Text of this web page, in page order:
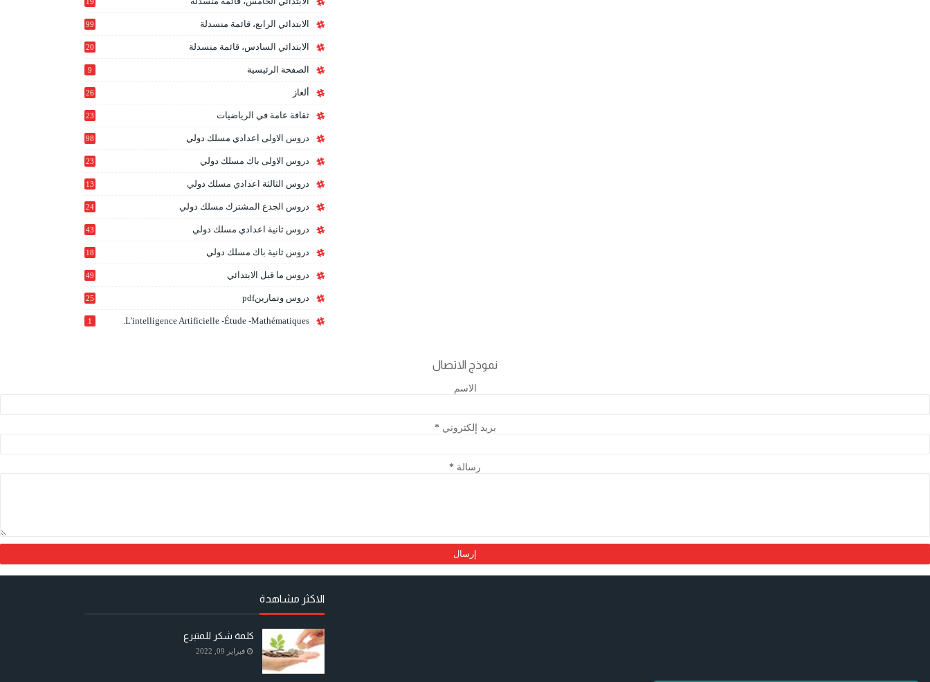
الابتدائي الرابع، قائمة منسدلة 99
الابتدائي السادس، قائمة منسدلة
20
الصفحة الرئيسية 9
ألغاز 26
ثقافة عامة في الرياضيات 23
دروس الاولى اعدادي مسلك دولي 98
دروس الاولى باك مسلك دولي
23
دروس الثالثة اعدادي مسلك دولي
13
دروس الجدع المشترك مسلك دولي
24
دروس ثانية اعدادي مسلك دولي 43
دروس ثانية باك مسلك دولي
18
دروس ما قبل الابتدائي 49
دروس وتمارينpdf 25
L'intelligence Artificielle -étude -mathématiques.
1
نموذج الاتصال
الاسم
بريد إلكتروني*
رسالة *
الاكثر مشاهدة
كلمة شكر للمتبرع
فبراير 09, 2022